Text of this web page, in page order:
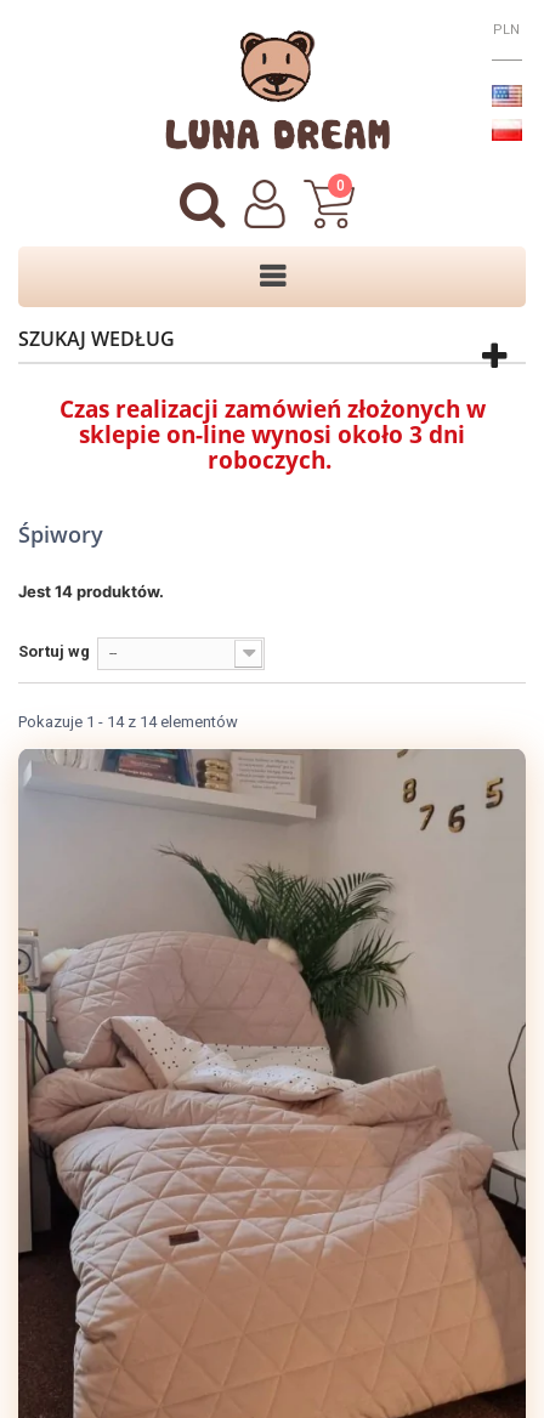
PLN
0
SZUKAJ WEDŁUG
Czas realizacji zamówień złożonych w
sklepie on-line wynosi około 3 dni
roboczych.
Śpiwory
Jest 14 produktów.
Sortuj wg --
Pokazuje 1 - 14 z 14 elementów